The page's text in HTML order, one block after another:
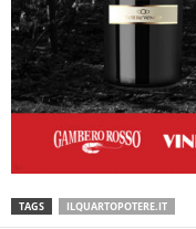
TAGS ILQUARTOPOTERE.IT